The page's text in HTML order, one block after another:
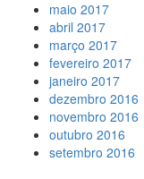
maio 2017
abril 2017
março 2017
fevereiro 2017
janeiro 2017
dezembro 2016
novembro 2016
outubro 2016
setembro 2016